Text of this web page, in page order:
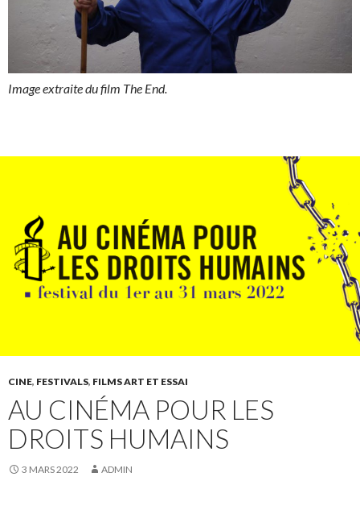
Image extraite du film The End.
CINE, FESTIVALS, FILMS ART ET ESSAI
AU CINÉMA POUR LES
DROITS HUMAINS
3 MARS 2022 ADMIN